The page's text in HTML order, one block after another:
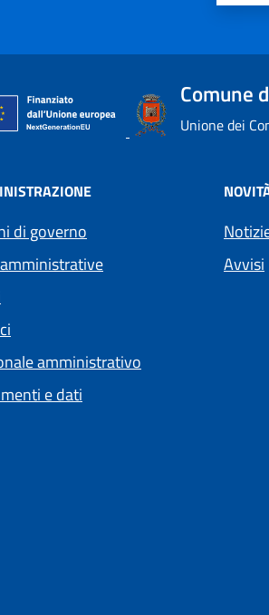
Comune
Unione dei
di governo
amministrativo
e dati
Avvisi